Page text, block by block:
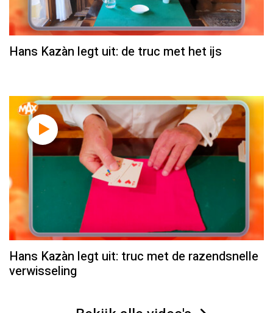
Hans Kazàn legt uit: de truc met het ijs
Hans Kazàn legt uit: truc met de razendsnelle
verwisseling